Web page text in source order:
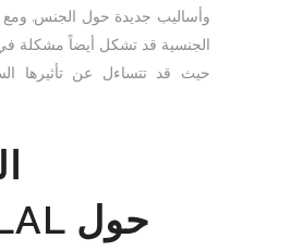
وأساليب جديدة حول الجنس. ومع
الجنسية قد تشكل أيضاً مشكلة
حيث قد تتساءل عن تأثيرها